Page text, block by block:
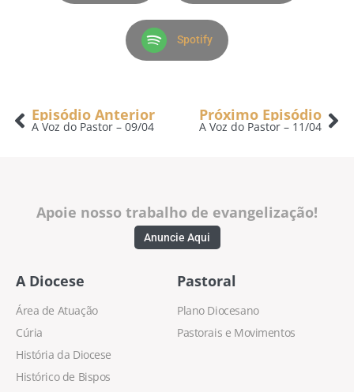
Spotify
Episódio Anterior
A Voz do Pastor – 09/04
Próximo Episódio
A Voz do Pastor – 11/04
Apoie nosso trabalho de evangelização!
Anuncie Aqui
A Diocese
Área de Atuação
Cúria
História da Diocese
Histórico de Bispos
Pastoral
Plano Diocesano
Pastorais e Movimentos